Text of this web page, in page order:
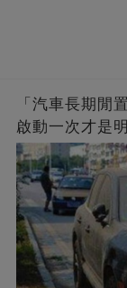
「汽車長期閒
啟動一次才是